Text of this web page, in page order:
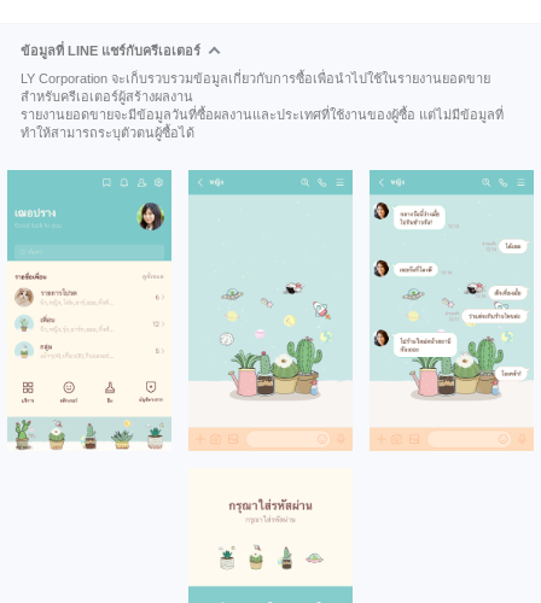
ข้อมูลที่ LINE แชร์กับครีเอเตอร์
LY Corporation จะเก็บรวบรวมข้อมูลเกี่ยวกับการซื้อเพื่อนำไปใช้ในรายงานยอดขาย
สำหรับครีเอเตอร์ผู้สร้างผลงาน
รายงานยอดขายจะมีข้อมูลวันที่ซื้อผลงานและประเทศที่ใช้งานของผู้ซื้อ แต่ไม่มีข้อมูลที่
ทำให้สามารถระบุตัวตนผู้ซื้อได้